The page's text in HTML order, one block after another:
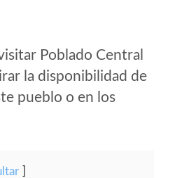
Poblado Central
la disponibilidad de
pueblo o en los